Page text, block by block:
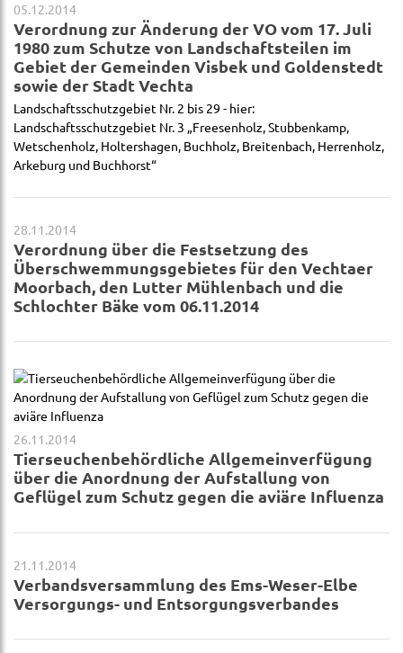
05.12.2014
Verordnung zur Änderung der VO vom 17. Juli
1980 zum Schutze von Landschaftsteilen im
Gebiet der Gemeinden Visbek und Goldenstedt
sowie der Stadt Vechta
Landschaftsschutzgebiet Nr. 2 bis 29 - hier:
Landschaftsschutzgebiet Nr. 3 „Freesenholz, Stubbenkamp,
Wetschenholz, Holtershagen, Buchholz, Breitenbach, Herrenholz,
Arkeburg und Buchhorst“
28.11.2014
Verordnung über die Festsetzung des
Überschwemmungsgebietes für den Vechtaer
Moorbach, den Lutter Mühlenbach und die
Schlochter Bäke vom 06.11.2014
26.11.2014
Tierseuchenbehördliche Allgemeinverfügung
über die Anordnung der Aufstallung von
Geflügel zum Schutz gegen die aviäre Influenza
21.11.2014
Verbandsversammlung des Ems-Weser-Elbe
Versorgungs- und Entsorgungsverbandes